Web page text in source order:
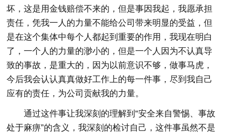
坏，这是用金钱赔偿不来的，但是事因我起，我愿承担
责任，凭我一人的力量不能给公司带来明显的受益，但
是在这个集体中每个人都起到重要的作用，我现在明白
了，一个人的力量的渺小的，但是一个人因为不认真导
致的事故，是重大的，因为以前意识不够，做事马虎，
今后我会认认真真做好工作上的每一件事，尽到我自己
应有的责任，为公司贡献我的力量。
通过这件事让我深刻的理解到“安全来自警惕、事故
处于麻痹”的含义，我深刻的检讨自己，这件事虽然不是